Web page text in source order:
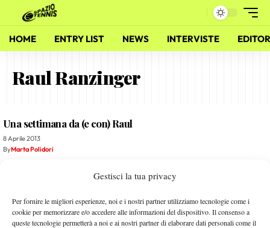
Gestisci la tua privacy
Per fornire le migliori esperienze, noi e i nostri partner utilizziamo tecnologie come i
cookie per memorizzare e/o accedere alle informazioni del dispositivo. Il consenso a
queste tecnologie permetterà a noi e ai nostri partner di elaborare dati personali come il
HOME ENTRY LIST NEWS INTERVISTE
Raul Ranzinger
Una settimana da (e con) Raul
8 Aprile 2013
ByMarta Polidori
Margalita, la georgiana d’Italia
11 Febbraio 2012
Redazione